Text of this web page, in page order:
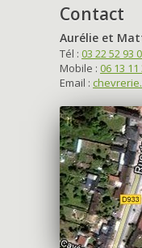
Contact
Aurélie et
Tél : 03 22 52 93
Mobile : 06 13 11
Email :